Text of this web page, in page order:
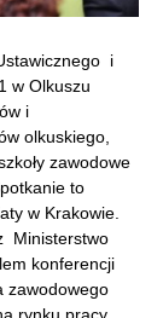
i
w Olkuszu
i
olkuskiego,
zawodowe
to
w Krakowie.
Ministerstwo
konferencji
zawodowego